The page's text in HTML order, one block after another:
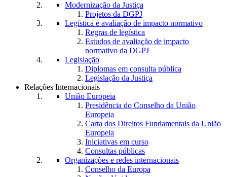
Modernização da Justiça
Projetos da DGPJ
Legística e avaliação de impacto normativo
Regras de legística
Estudos de avaliação de impacto
normativo da DGPJ
Legislação
Diplomas em consulta pública
Legislação da Justiça
Relações Internacionais
União Europeia
Presidência do Conselho da União
Europeia
Carta dos Direitos Fundamentais da União
Europeia
Iniciativas em curso
Consultas públicas
Organizações e redes internacionais
Conselho da Europa